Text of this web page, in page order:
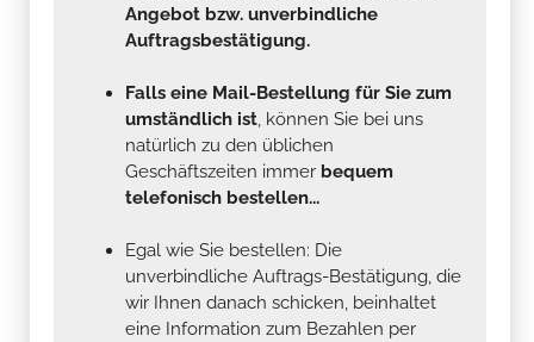
Angebot bzw. unverbindliche
Auftragsbestätigung.
Falls eine Mail-Bestellung für Sie zum
umständlich ist, können Sie bei uns
natürlich zu den üblichen
Geschäftszeiten immer bequem
telefonisch bestellen...
Egal wie Sie bestellen: Die
unverbindliche Auftrags-Bestätigung, die
wir Ihnen danach schicken, beinhaltet
eine Information zum Bezahlen per